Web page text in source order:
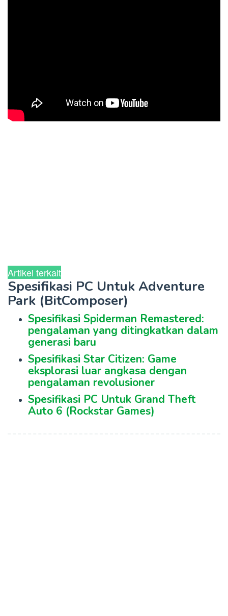
Artikel terkait
Spesifikasi PC Untuk Adventure
Park (BitComposer)
Spesifikasi Spiderman Remastered:
pengalaman yang ditingkatkan dalam
generasi baru
Spesifikasi Star Citizen: Game
eksplorasi luar angkasa dengan
pengalaman revolusioner
Spesifikasi PC Untuk Grand Theft
Auto 6 (Rockstar Games)